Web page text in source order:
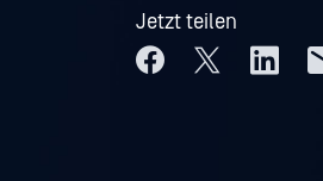
Jetzt teilen